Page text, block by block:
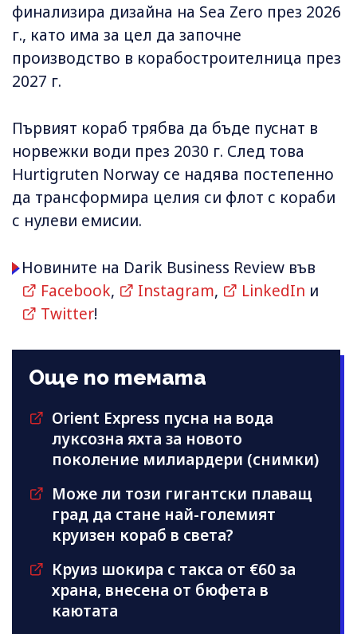
финализира дизайна на Sea Zero през 2026
г., като има за цел да започне
производство в корабостроителница през
2027 г.
Първият кораб трябва да бъде пуснат в
норвежки води през 2030 г. След това
Hurtigruten Norway се надява постепенно
да трансформира целия си флот с кораби
с нулеви емисии.
Новините на Darik Business Review във
Facebook, Instagram, LinkedIn и
Twitter!
Още по темата
Orient Express пусна на вода
луксозна яхта за новото
поколение милиардери (снимки)
Може ли този гигантски плаващ
град да станe най-големият
круизен кораб в света?
Круиз шокира с такса от €60 за
храна, внесена от бюфета в
каютата